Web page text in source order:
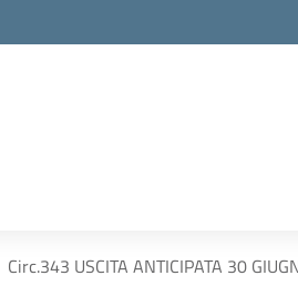
Circ.343 USCITA ANTICIPATA 30